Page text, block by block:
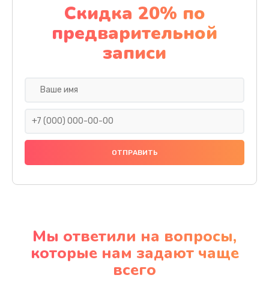
Скидка 20% по
предварительной
записи
Мы ответили на вопросы,
которые нам задают чаще
всего